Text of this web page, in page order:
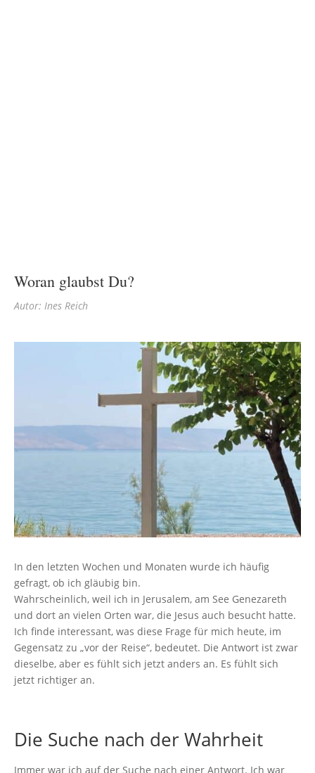
Woran glaubst Du?
Autor: Ines Reich
In den letzten Wochen und Monaten wurde ich häufig
gefragt, ob ich gläubig bin.
Wahrscheinlich, weil ich in Jerusalem, am See Genezareth
und dort an vielen Orten war, die Jesus auch besucht hatte.
Ich finde interessant, was diese Frage für mich heute, im
Gegensatz zu „vor der Reise“, bedeutet. Die Antwort ist zwar
dieselbe, aber es fühlt sich jetzt anders an. Es fühlt sich
jetzt richtiger an.
Die Suche nach der Wahrheit
Immer war ich auf der Suche nach einer Antwort. Ich war